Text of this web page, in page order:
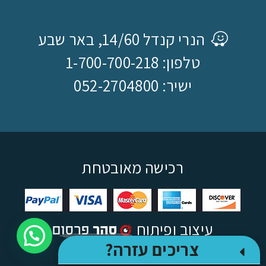
הנרי קנדל 14/60, באר שבע
טלפון: 1-700-700-218
ישיר: 052-2704800
רכישה מאובטחת
עיצוב ופיתוח
צריכים עזרה?
צריכים עזרה?